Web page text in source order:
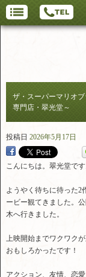
ザ・スーパーマリオ
専門店・翠光堂～
投稿日 2026年5月17日
こんにちは。翠光堂です
ようやく待ちに待った2
ービー観てきました。
木へ行きました。
上映開始までワクワク
おもしろかったです！
アクション、友情、恋